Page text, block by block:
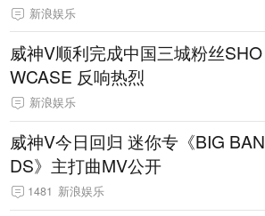
新浪娱乐
威神V顺利完成中国三城粉丝SHO
WCASE 反响热烈
新浪娱乐
威神V今日回归 迷你专《BIG BAN
DS》主打曲MV公开
1481 新浪娱乐